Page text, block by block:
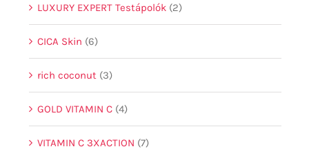
LUXURY EXPERT Testápolók (2)
CICA Skin (6)
rich coconut (3)
GOLD VITAMIN C (4)
VITAMIN C 3XACTION (7)